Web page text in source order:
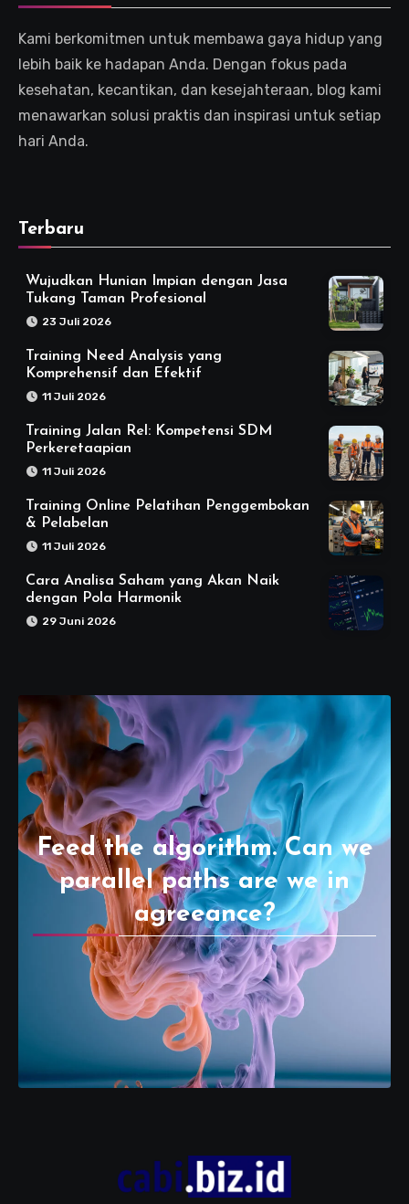
Kami berkomitmen untuk membawa gaya hidup yang
lebih baik ke hadapan Anda. Dengan fokus pada
kesehatan, kecantikan, dan kesejahteraan, blog kami
menawarkan solusi praktis dan inspirasi untuk setiap
hari Anda.
Terbaru
Wujudkan Hunian Impian dengan Jasa
Tukang Taman Profesional
23 Juli 2026
Training Need Analysis yang
Komprehensif dan Efektif
11 Juli 2026
Training Jalan Rel: Kompetensi SDM
Perkeretaapian
11 Juli 2026
Training Online Pelatihan Penggembokan
& Pelabelan
11 Juli 2026
Cara Analisa Saham yang Akan Naik
dengan Pola Harmonik
29 Juni 2026
Feed the algorithm. Can we
parallel paths are we in
agreeance?